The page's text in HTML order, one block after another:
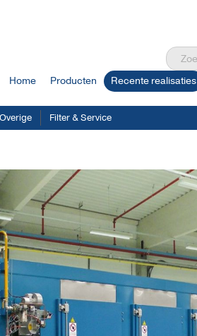
Home Producten Recente realisaties
Overige Filter & Service